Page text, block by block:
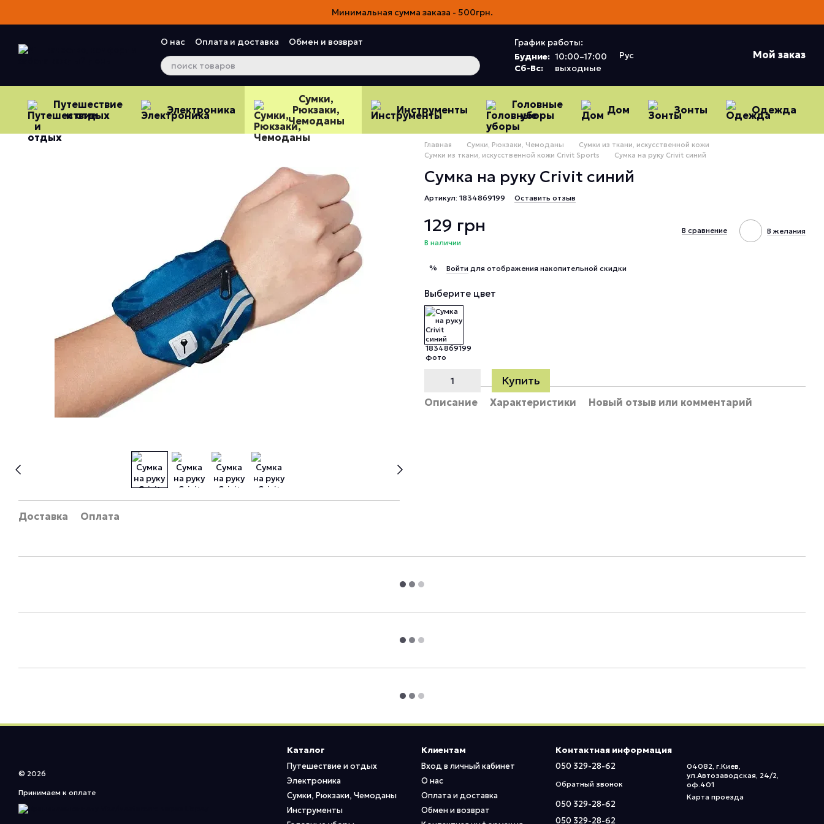
Минимальная сумма заказа - 500грн.
О нас Оплата и доставка
Обмен и возврат
Контактная информация
Пользовательское соглашение
Отзывы о магазине
График работы:
Будние: 10:00–17:00
Сб-Вс:
выходные
Рус Мой заказ
Путешествие
и отдых
Электроника
Сумки,
Рюкзаки,
Чемоданы
Инструменты
Головные
уборы
Дом Зонты Одежда
Доставка Оплата
Главная Сумки, Рюкзаки, Чемоданы
Сумки из ткани, искусственной кожи
Сумки из ткани, искусственной кожи Crivit Sports
Сумка на руку Crivit синий
Сумка на руку Crivit синий
Артикул: 1834869199 Оставить отзыв
129 грн
В наличии
В сравнение В желания
% Войти для отображения накопительной скидки
Выберите цвет
Купить
Описание Характеристики Новый отзыв или комментарий
© 2026
Принимаем к оплате
Каталог
Путешествие и отдых
Электроника
Сумки, Рюкзаки, Чемоданы
Инструменты
Клиентам
Вход в личный кабинет
О нас
Оплата и доставка
Обмен и возврат
Контактная информация
050 329-28-62
Обратный звонок
050 329-28-62
050 329-28-62
04082, г.Киев,
ул.Автозаводская, 24/2,
оф.401
Карта проезда